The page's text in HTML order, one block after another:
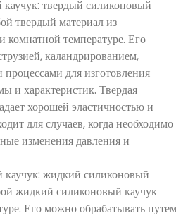
твердый силиконовый
твердый материал из
комнатной температуре. Его
каландрированием,
для изготовления
и характеристик. Твердая
хорошей эластичностью и
для случаев, когда необходимо
изменения давления и
жидкий силиконовый
жидкий силиконовый каучук
Его можно обрабатывать путем